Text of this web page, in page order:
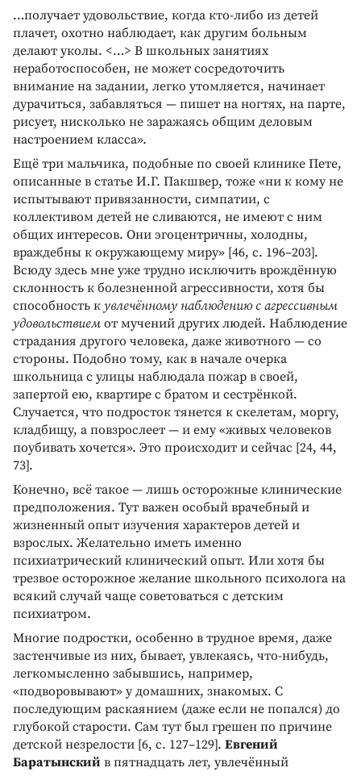
…получает удовольствие, когда кто-либо из детей
плачет, охотно наблюдает, как другим больным
делают уколы. <…> В школьных занятиях
неработоспособен, не может сосредоточить
внимание на задании, легко утомляется, начинает
дурачиться, забавляться — пишет на ногтях, на парте,
рисует, нисколько не заражаясь общим деловым
настроением класса».
Ещё три мальчика, подобные по своей клинике Пете,
описанные в статье И.Г. Пакшвер, тоже «ни к кому не
испытывают привязанности, симпатии, с
коллективом детей не сливаются, не имеют с ним
общих интересов. Они эгоцентричны, холодны,
враждебны к окружающему миру» [46, с. 196–203].
Всюду здесь мне уже трудно исключить врождённую
склонность к болезненной агрессивности, хотя бы
способность к увлечённому наблюдению с агрессивным
удовольствием от мучений других людей. Наблюдение
страдания другого человека, даже животного — со
стороны. Подобно тому, как в начале очерка
школьница с улицы наблюдала пожар в своей,
запертой ею, квартире с братом и сестрёнкой.
Случается, что подросток тянется к скелетам, моргу,
кладбищу, а повзрослеет — и ему «живых человеков
поубивать хочется». Это происходит и сейчас [24, 44,
73].
Конечно, всё такое — лишь осторожные клинические
предположения. Тут важен особый врачебный и
жизненный опыт изучения характеров детей и
взрослых. Желательно иметь именно
психиатрический клинический опыт. Или хотя бы
трезвое осторожное желание школьного психолога на
всякий случай чаще советоваться с детским
психиатром.
Многие подростки, особенно в трудное время, даже
застенчивые из них, бывает, увлекаясь, что-нибудь,
легкомысленно забывшись, например,
«подворовывают» у домашних, знакомых. С
последующим раскаянием (даже если не попался) до
глубокой старости. Сам тут был грешен по причине
детской незрелости [6, с. 127–129]. Евгений
Баратынский в пятнадцать лет, увлечённый